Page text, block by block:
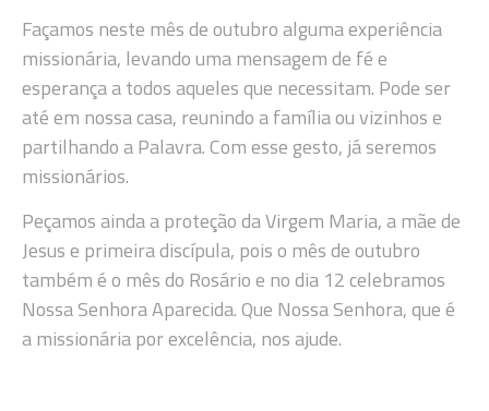
Façamos neste mês de outubro alguma experiência
missionária, levando uma mensagem de fé e
esperança a todos aqueles que necessitam. Pode ser
até em nossa casa, reunindo a família ou vizinhos e
partilhando a Palavra. Com esse gesto, já seremos
missionários.
Peçamos ainda a proteção da Virgem Maria, a mãe de
Jesus e primeira discípula, pois o mês de outubro
também é o mês do Rosário e no dia 12 celebramos
Nossa Senhora Aparecida. Que Nossa Senhora, que é
a missionária por excelência, nos ajude.